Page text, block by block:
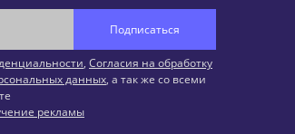
Подписаться
, Согласия на обработку
данных, а так же со всеми
рекламы